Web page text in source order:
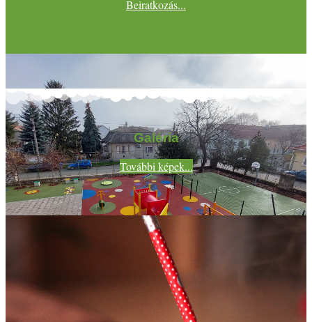
Beiratkozás...
Galéria
További képek...